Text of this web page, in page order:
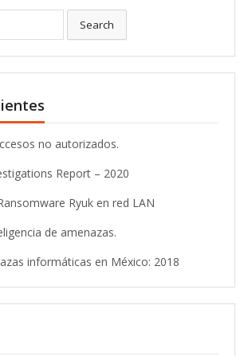
Search
no autorizados.
Report – 2020
Ryuk en red LAN
de amenazas.
informáticas en México: 2018